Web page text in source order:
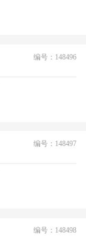
编号：148496
编号：148497
编号：148498